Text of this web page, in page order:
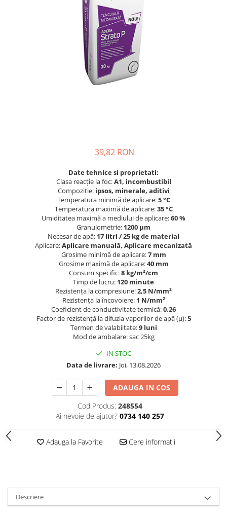
Ipsos si Pasta Imbinare
Ipsos Adeziv Gips Carton
39,82 RON
Date tehnice si proprietati:
Clasa reacţie la foc:A1, incombustibil
Compoziţie: ipsos, minerale, aditivi
Temperatura minimă de aplicare:5 °C
Temperatura maximă de aplicare:35 °C
Umiditatea maximă a mediului de aplicare:60 %
Granulometrie: 1200 μm
Necesar de apă: 17 litri / 25 kg de material
Aplicare:Aplicare manuală, Aplicare mecanizată
Grosime minimă de aplicare:7 mm
Grosime maximă de aplicare:40 mm
Consum specific:8 kg/m²/cm
Timp de lucru: 120 minute
Rezistenţa la compresiune:2,5 N/mm²
Rezistenţa la încovoiere: 1 N/mm²
Coeficient de conductivitate termică:0.26
Factor de rezistenţă la difuzia vaporilor de apă (μ):5
Termen de valabiitate:9 luni
Mod de ambalare: sac 25kg
IN STOC
Data de livrare: Joi, 13.08.2026
ADAUGA IN COS
Cod Produs: 248554
Ai nevoie de ajutor? 0734 140 257
Adauga la Favorite Cere informatii
Descriere